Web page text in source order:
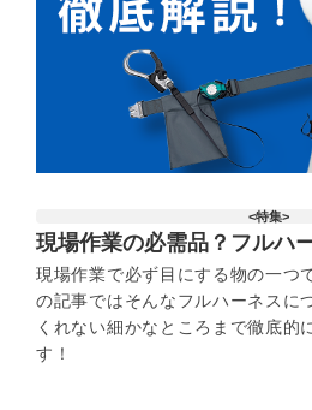
<特集>
現場作業の必需品？フルハ
現場作業で必ず目にする物の一つ
の記事ではそんなフルハーネスに
くれない細かなところまで徹底的
す！